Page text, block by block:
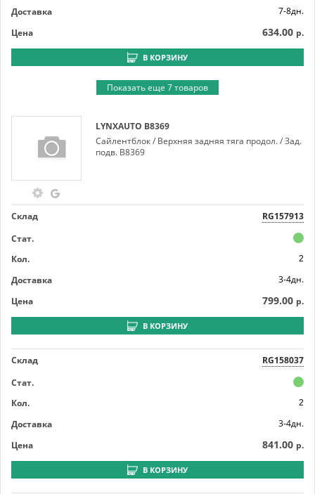
Доставка
7-8дн.
Цена
634.00 р.
В КОРЗИНУ
Показать еще 7 товаров
LYNXAUTO B8369
Сайлентблок / Верхняя задняя тяга продол. / Зад.
подв. B8369
Склад
RG157913
Стат.
Кол.
2
Доставка
3-4дн.
Цена
799.00 р.
В КОРЗИНУ
Склад
RG158037
Стат.
Кол.
2
Доставка
3-4дн.
Цена
841.00 р.
В КОРЗИНУ